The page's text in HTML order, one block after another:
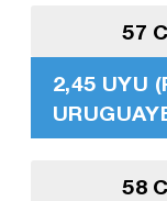
57
2,45 UYU
58